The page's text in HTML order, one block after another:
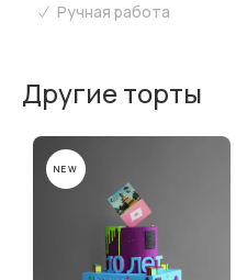
Ручная работа
Другие торты
NEW